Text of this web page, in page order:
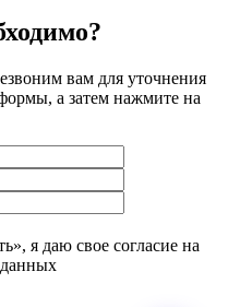
вам для уточнения
а затем нажмите на
я даю свое согласие на